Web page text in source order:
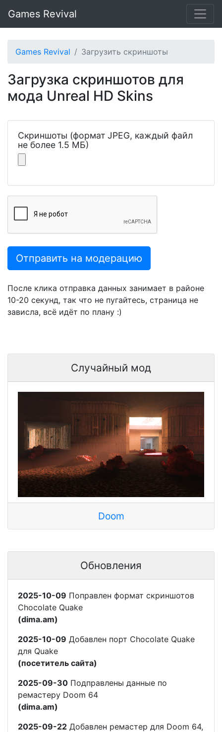
Games Revival
Games Revival Загрузить скриншоты
Загрузка скриншотов для
мода Unreal HD Skins
Скриншоты (формат JPEG, каждый файл
не более 1.5 МБ)
Отправить на модерацию
После клика отправка данных занимает в районе
10-20 секунд, так что не пугайтесь, страница не
зависла, всё идёт по плану :)
Случайный мод
Doom
Обновления
2025-10-09 Поправлен формат скриншотов
Chocolate Quake
(dima.am)
2025-10-09 Добавлен порт Chocolate Quake
для Quake
(посетитель сайта)
2025-09-30 Подправлены данные по
ремастеру Doom 64
(dima.am)
2025-09-22 Добавлен ремастер для Doom 64,